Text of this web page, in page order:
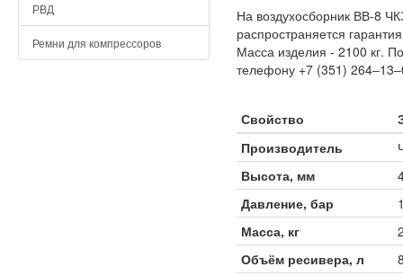
РВД
Ремни для компрессоров
На воздухосборник ВВ-8
распространяется
Масса изделия - 2100 кг.
телефону +7 (351)
Свойство
Производитель
Высота, мм
Давление, бар
Масса, кг
Объём ресивера, л